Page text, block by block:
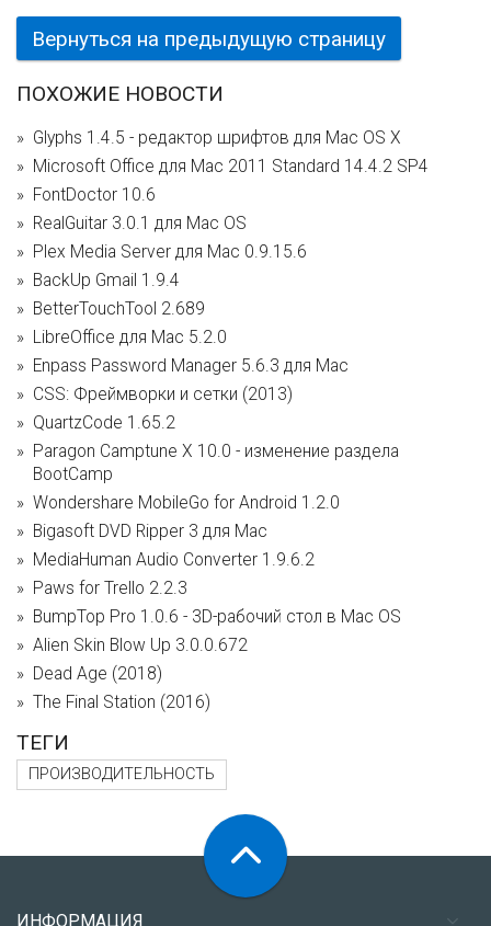
Вернуться на предыдущую страницу
ПОХОЖИЕ НОВОСТИ
Glyphs 1.4.5 - редактор шрифтов для Mac OS X
Microsoft Office для Mac 2011 Standard 14.4.2 SP4
FontDoctor 10.6
RealGuitar 3.0.1 для Mac OS
Plex Media Server для Mac 0.9.15.6
BackUp Gmail 1.9.4
BetterTouchTool 2.689
LibreOffice для Mac 5.2.0
Enpass Password Manager 5.6.3 для Mac
CSS: Фреймворки и сетки (2013)
QuartzCode 1.65.2
Paragon Camptune X 10.0 - изменение раздела
BootCamp
Wondershare MobileGo for Android 1.2.0
Bigasoft DVD Ripper 3 для Mac
MediaHuman Audio Converter 1.9.6.2
Paws for Trello 2.2.3
BumpTop Pro 1.0.6 - 3D-рабочий стол в Mac OS
Alien Skin Blow Up 3.0.0.672
Dead Age (2018)
The Final Station (2016)
ТЕГИ
ПРОИЗВОДИТЕЛЬНОСТЬ
ИНФОРМАЦИЯ